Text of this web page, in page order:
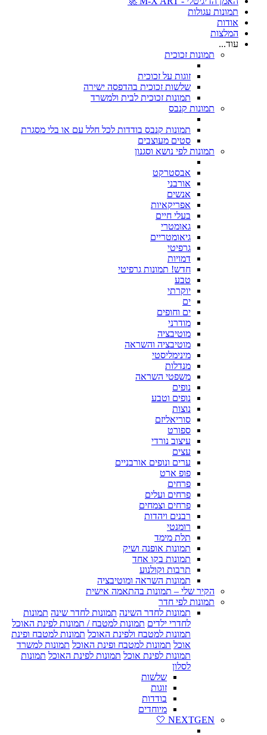
תמונות עגולות
אודות
המלצות
עוד...
תמונות זכוכית
זוגות על זכוכית
שלשות זכוכית בהדפסה ישירה
תמונות זכוכית לבית ולמשרד
תמונות קנבס
תמונות קנבס בודדות לכל חלל עם או בלי מסגרת
סטים מעוצבים
תמונות לפי נושא וסגנון
אבסטרקט
אורבני
אנשים
אפריקאיות
בעלי חיים
גאומטרי
גיאומטריים
גרפיטי
דמויות
חדש! תמונות גרפיטי
טבע
יוקרתי
ים
ים וחופים
מודרני
מוטיבציה
מוטיבציה והשראה
מינימליסטי
מנדלות
משפטי השראה
נופים
נופים וטבע
נוצות
סוריאליזם
ספורט
עיצוב נורדי
עצים
ערים ונופים אורבניים
פופ ארט
פרחים
פרחים ועלים
פרחים וצמחים
רבנים ויהדות
רומנטי
תלת מימד
תמונות אופנה ושיק
תמונות בקו אחד
תרבות וקולנוע
תמונות השראה ומוטיבציה
הקיר שלי – תמונות בהתאמה אישית
תמונות לפי חדר
תמונות לחדר השינה תמונות לחדר שינה תמונות
לחדרי ילדים תמונות למטבח / תמונות לפינת האוכל
תמונות למטבח ולפינת האוכל תמונות למטבח ופינת
אוכל תמונות למטבח ופינת האוכל תמונות למשרד
תמונות לפינת אוכל תמונות לפינת האוכל תמונות
לסלון
שלשות
זוגות
בודדות
מיוחדים
NEXTGEN 🤍